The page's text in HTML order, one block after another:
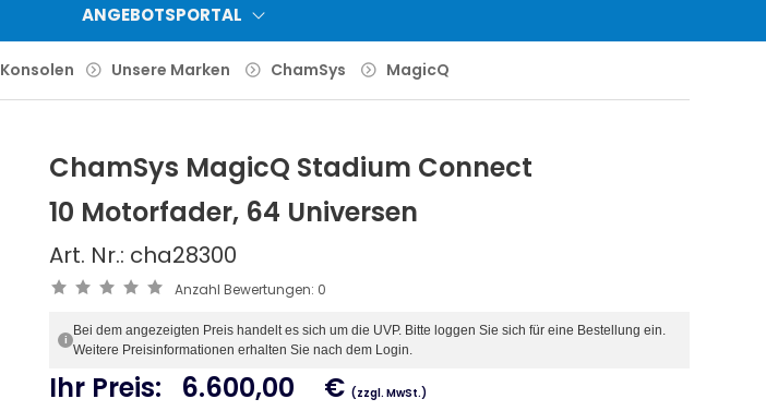
ANGEBOTSPORTAL
Konsolen Unsere Marken ChamSys MagicQ
ChamSys MagicQ Stadium Connect
10 Motorfader, 64 Universen
Art. Nr.: cha28300
Anzahl Bewertungen: 0
i
Bei dem angezeigten Preis handelt es sich um die UVP. Bitte loggen Sie sich für eine Bestellung ein.
Weitere Preisinformationen erhalten Sie nach dem Login.
Ihr Preis: 6.600,00 € (zzgl. MwSt.)